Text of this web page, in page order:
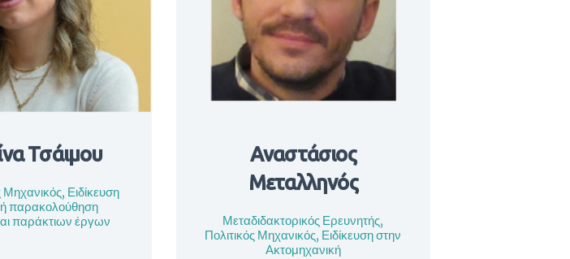
Τσάιμου
Μηχανικός, Ειδίκευση
παρακολούθηση
παράκτιων έργων
Αναστάσιος
Μεταλληνός
Μεταδιδακτορικός Ερευνητής,
Πολιτικός Μηχανικός, Ειδίκευση στην
Ακτομηχανική